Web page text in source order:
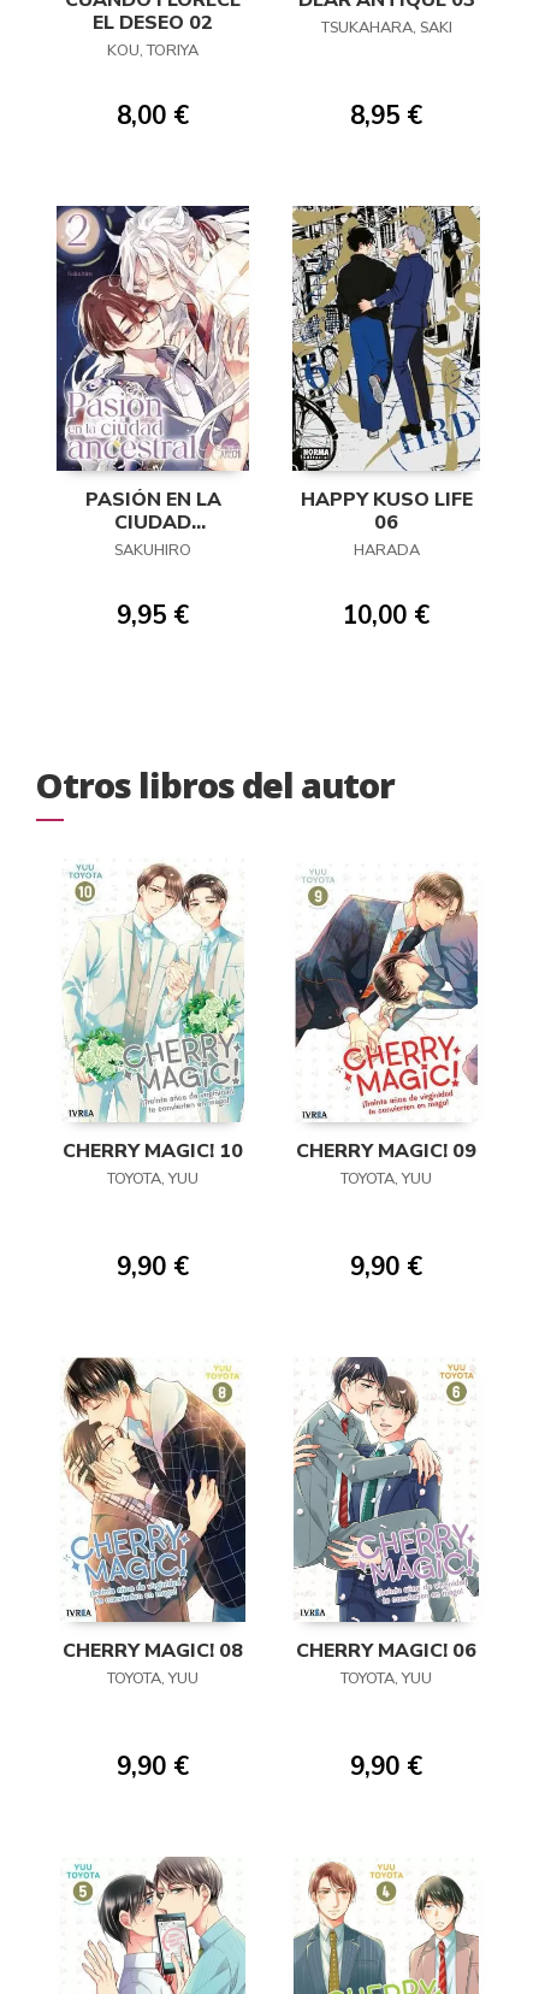
EL DESEO 02
KOU, TORIYA
8,00 €
TSUKAHARA, SAKI
8,95 €
PASIÓN EN LA
CIUDAD
ANCESTRAL 02
SAKUHIRO
9,95 €
HAPPY KUSO LIFE
06
HARADA
10,00 €
Otros libros del autor
CHERRY MAGIC! 10
TOYOTA, YUU
9,90 €
CHERRY MAGIC! 09
TOYOTA, YUU
9,90 €
CHERRY MAGIC! 08
TOYOTA, YUU
9,90 €
CHERRY MAGIC! 06
TOYOTA, YUU
9,90 €